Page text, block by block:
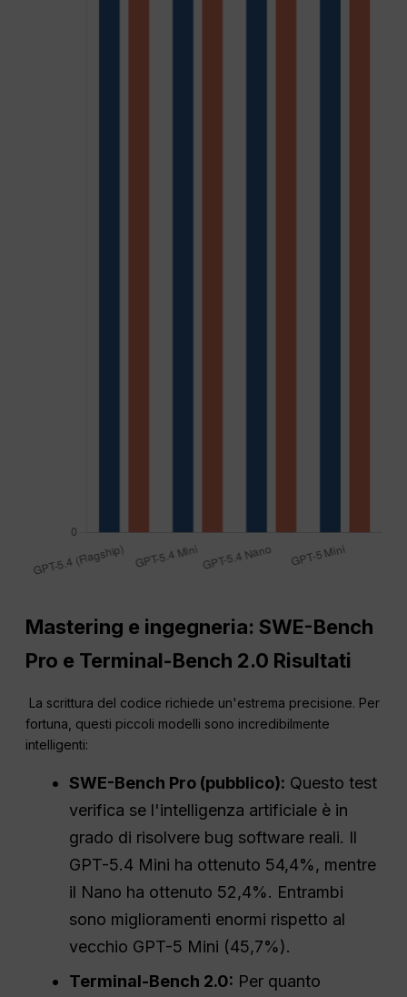
Mastering e ingegneria: SWE-Bench
Pro e Terminal-Bench 2.0 Risultati
La scrittura del codice richiede un'estrema precisione. Per
fortuna, questi piccoli modelli sono incredibilmente
intelligenti:
SWE-Bench Pro (pubblico): Questo test
verifica se l'intelligenza artificiale è in
grado di risolvere bug software reali. Il
GPT-5.4 Mini ha ottenuto 54,4%, mentre
il Nano ha ottenuto 52,4%. Entrambi
sono miglioramenti enormi rispetto al
vecchio GPT-5 Mini (45,7%).
Terminal-Bench 2.0: Per quanto